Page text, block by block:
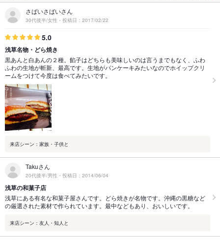
さばいさばいさん
30代後半/女性・投稿日：2017/02/22
5.0
浅草名物・どら焼き
黒あんと白あんの２種。餡子はどちらも美味しいのは言うまでもなく、ふわ
ふわの生地が斬新、最高です。生地がパンケーキみたいなのでホイップクリ
ームをつけて今度は食べてみたいです。
来店シーン：家族・子供と
Takuさん
20代後半/男性・投稿日：2014/06/04
浅草の和菓子店
浅草にある有名な和菓子屋さんです。どら焼きが名物です。沖縄の黒糖など
の厳選された素材で作られています。最中などもあり、おいしいです。
来店シーン：友人・知人と